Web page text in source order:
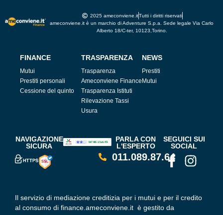
2025 ameconviene.itTutti i diritti riservati
ameconviene.it è un marchio di Adventure S.p.a. Sede legale Via Carlo
Alberto 18/C-ter, 10123,Torino.
FINANCE
Mutui
Prestiti personali
Cessione del quinto
TRASPARENZA
Trasparenza
Ameconviene Finance
Trasparenza Istituti
Rilevazione Tassi
Usura
NEWS
Prestiti
Mutui
NAVIGAZIONE
SICURA
PARLA CON
L'ESPERTO
011.089.87.64
SEGUICI SUI
SOCIAL
Il servizio di mediazione creditizia per i mutui e per il credito
al consumo di finance.ameconviene.it è gestito da